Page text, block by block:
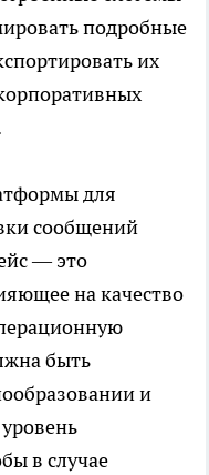
подробные
их
для
сообщений
— это
на качество
быть
и
в случае